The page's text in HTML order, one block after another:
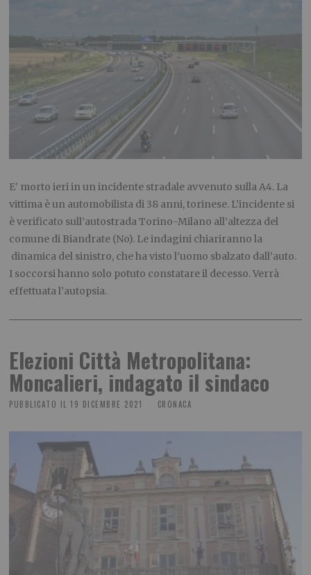
E’ morto ieri in un incidente stradale avvenuto sulla A4. La
vittima è un automobilista di 38 anni, torinese. L’incidente si
è verificato sull’autostrada Torino-Milano all’altezza del
comune di Biandrate (No). Le indagini chiariranno la
dinamica del sinistro, che ha visto l’uomo sbalzato dall’auto.
I soccorsi hanno solo potuto constatare il decesso. Verrà
effettuata l’autopsia.
Elezioni Città Metropolitana:
Moncalieri, indagato il sindaco
PUBBLICATO IL 19 DICEMBRE 2021 CRONACA